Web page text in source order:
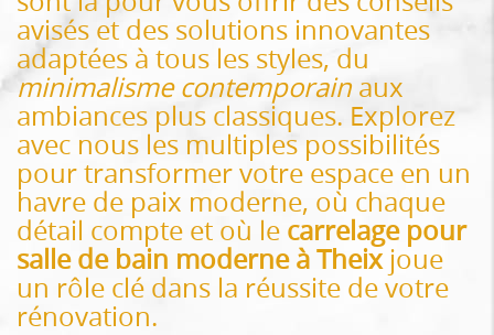
avisés et des solutions innovantes
adaptées à tous les styles, du
minimalisme contemporainaux
ambiances plus classiques. Explorez
avec nous les multiples possibilités
pour transformer votre espace en un
havre de paix moderne, où chaque
détail compte et où le carrelage pour
salle de bain moderne à Theixjoue
un rôle clé dans la réussite de votre
rénovation.